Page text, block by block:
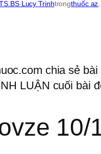
Lucy Trinhtrongthuốc az
chia sẻ
LUẬN cuối bài
10/